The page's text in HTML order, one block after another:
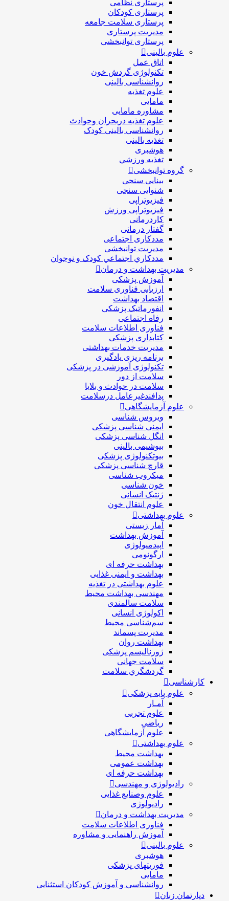
پرستاری نظامی
پرستاری کودکان
پرستاری سلامت جامعه
مدیریت پرستاری
پرستاری توانبخشی
علوم بالینی
اتاق عمل
تکنولوژی گردش خون
روانشناسی بالینی
علوم تغذیه
مامایی
مشاوره مامایی
علوم تغذیه دربحران وحوادث
روانشناسی بالینی کودک
تغذیه بالینی
هوشبری
تغذيه ورزشي
گروه توانبخشی
بینایی سنجی
شنوایی سنجی
فیزیوتراپی
فیزیوتراپی ورزش
کاردرمانی
گفتار درمانی
مددکاری اجتماعی
مديريت توانبخشی
مددکاري اجتماعي کودک و نوجوان
مدیریت بهداشت و درمان
آموزش پزشکی
ارزیابی فناوری سلامت
اقتصاد بهداشت
انفورماتیک پزشکی
رفاه اجتماعی
فناوری اطلاعات سلامت
کتابداری پزشکی
مديريت خدمات بهداشتی
برنامه ریزی یادگیری
تکنولوژی آموزشی در پزشکی
سلامت از دور
سلامت در حوادث و بلایا
پدافندغیرعامل درسلامت
علوم آزمایشگاهی
ویروس شناسی
ایمنی شناسی پزشكی
انگل شناسی پزشکی
بیوشیمی بالینی
بیوتکنولوژی پزشکی
قارچ شناسی پزشکی
ميكروب شناسی
خون شناسی
ژنتیک انسانی
علوم انتقال خون
علوم بهداشتی
آمار زیستی
آموزش بهداشت
اپیدمیولوژی
ارگونومی
بهداشت حرفه ای
بهداشت و ایمنی غذایی
علوم بهداشتی در تغذیه
مهندسی بهداشت محيط
سلامت سالمندی
اکولوژی انسانی
سم‌شناسی محیط
مدیریت پسماند
بهداشت روان
ژورنالیسم پزشکی
سلامت جهانی
گردشگري سلامت
کارشناسی
علوم پایه پزشکی
آمـار
علوم تجربی
ریاضی
علوم آزمایشگاهی
علوم بهداشتی
بهداشت محیط
بهداشت عمومی
بهداشت حرفه ای
رادیولوژی و مهندسی
علوم وصنایع غذایی
رادیولوژی
مدیریت بهداشت و درمان
فناوری اطلاعات سلامت
آموزش راهنمایی و مشاوره
علوم بالینی
هوشبری
فوریتهای پزشکی
مامایی
روانشناسی و آموزش کودکان استثنایی
دپارتمان زبان